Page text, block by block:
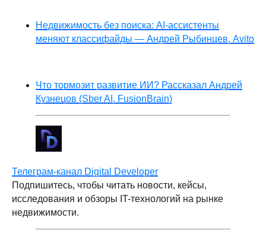
Недвижимость без поиска: AI-ассистенты
меняют классифайды — Андрей Рыбинцев, Avito
Что тормозит развитие ИИ? Рассказал Андрей
Кузнецов (Sber AI, FusionBrain)
Телеграм-канал Digital Developer
Подпишитесь, чтобы читать новости, кейсы,
исследования и обзоры IT-технологий на рынке
недвижимости.